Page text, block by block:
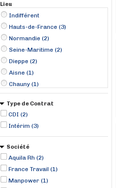
Lieu
Indifférent
Hauts-de-France (3)
Normandie (2)
Seine-Maritime (2)
Dieppe (2)
Aisne (1)
Chauny (1)
Lambres-lez-Douai (1)
Mers-les-Bains (1)
Type de Contrat
CDI (2)
Intérim (3)
Société
Aquila Rh (2)
France Travail (1)
Manpower (1)